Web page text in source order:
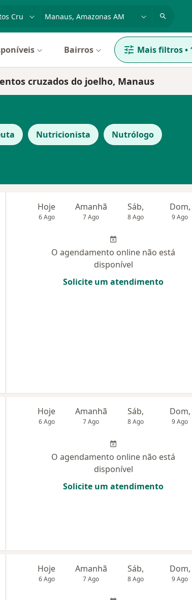
Bairros Mais filtros•
cruzados do joelho, Manaus
Nutricionista Nutrólogo
Hoje
6 Ago
Amanhã
7 Ago
Sáb,
8 Ago
Dom,
9 Ago
O agendamento online não está
disponível
Solicite um atendimento
Hoje
6 Ago
Amanhã
7 Ago
Sáb,
8 Ago
Dom,
9 Ago
O agendamento online não está
disponível
Solicite um atendimento
Hoje
6 Ago
Amanhã
7 Ago
Sáb,
8 Ago
Dom,
9 Ago